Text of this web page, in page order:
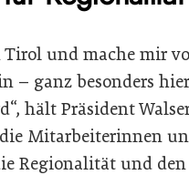
und mache mir
– ganz besonders
hält Präsident
Mitarbeiterinnen
Regionalität und